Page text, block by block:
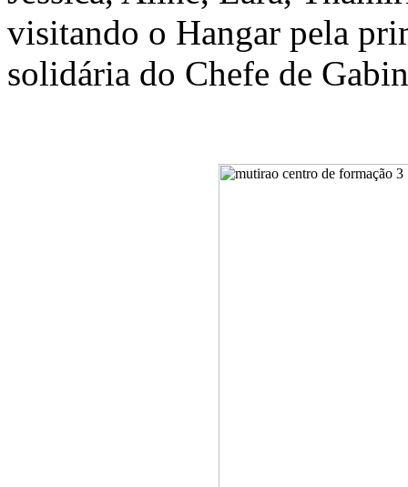
visitando o Hangar pela
solidária do Chefe de